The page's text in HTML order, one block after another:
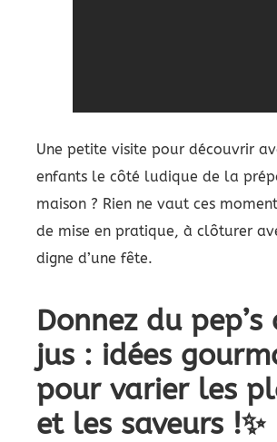
Une petite visite pour découvrir
enfants le côté ludique de la
maison ? Rien ne vaut ces
de mise en pratique, à clôturer
digne d’une fête.
Donnez du
jus : idées
pour varier les
et les saveurs !✨